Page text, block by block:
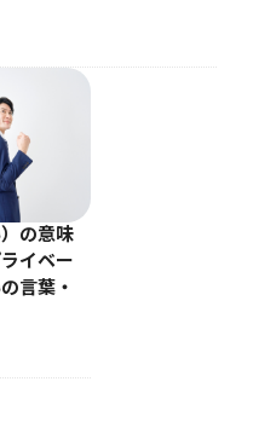
の意味
イベー
言葉・